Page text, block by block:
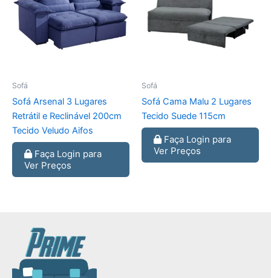
Sofá
Sofá Arsenal 3 Lugares
Retrátil e Reclinável 200cm
Tecido Veludo Aifos
Faça Login para
Ver Preços
Sofá
Sofá Cama Malu 2 Lugares
Tecido Suede 115cm
Faça Login para
Ver Preços